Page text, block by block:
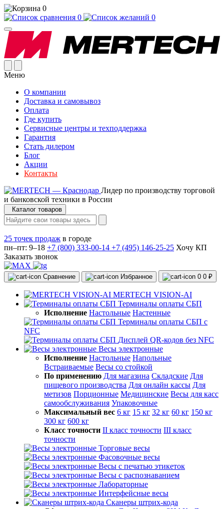
0
0
0
Меню
О компании
Доставка и самовывоз
Оплата
Где купить
Сервисные центры и техподдержка
Гарантия
Стать дилером
Блог
Акции
Контакты
Лидер по производству торговой
и банковской техники в России
Каталог товаров
25 точек продаж в городе
пн–пт: 9–18 +7 (800) 333-00-14 +7 (495) 146-25-25 Хочу КП
Заказать звонок
Сравнение Избранное 0 0 ₽
MERTECH VISION-AI
Терминалы оплаты СБП
Исполнение Настольные Настенные
Терминалы оплаты СБП с
NFC
Дисплей QR-кодов без NFC
Весы электронные
Исполнение Настольные Напольные
Встраиваемые Весы со стойкой
По применению Для магазина Складские Для
пищевого производства Для онлайн кассы Для
метизов Порционные Медицинские Весы для касс
самообслуживания Упаковочные
Максимальный вес 6 кг 15 кг 32 кг 60 кг 150 кг
300 кг 600 кг
Класс точности II класс точности III класс
точности
Торговые весы
Фасовочные весы
Весы с печатью этикеток
Весы с распознаванием
Лабораторные
Интерфейсные весы
Сканеры штрих-кода